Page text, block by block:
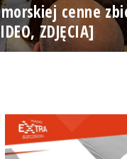
cenne
ZDJĘCIA]